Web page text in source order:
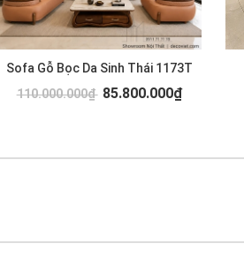
Sofa Gỗ Bọc Da Sinh Thái 1173T
110.000.000₫ 85.800.000₫